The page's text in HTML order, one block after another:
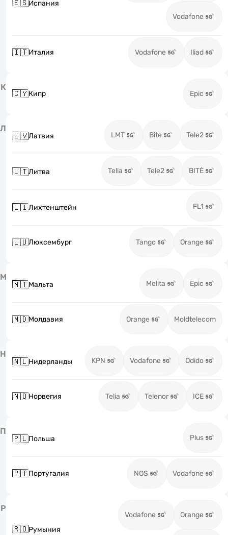
🇪🇸Испания
Vodafone
🇮🇹Италия Vodafone Iliad
К
🇨🇾Кипр Epic
Л
🇱🇻Латвия LMT Bite Tele2
🇱🇹Литва Telia Tele2 BITĖ
🇱🇮Лихтенштейн FL1
🇱🇺Люксембург Tango Orange
М
🇲🇹Мальта Melita Epic
🇲🇩Молдавия Orange Moldtelecom
Н
🇳🇱Нидерланды KPN Vodafone Odido
🇳🇴Норвегия Telia Telenor ICE
П
🇵🇱Польша Plus
🇵🇹Португалия NOS Vodafone
Р
🇷🇴Румыния
Vodafone Orange